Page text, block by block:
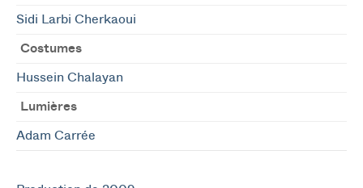
Sidi Larbi Cherkaoui
Costumes
Hussein Chalayan
Lumières
Adam Carrée